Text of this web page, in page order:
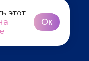
этот
Ок